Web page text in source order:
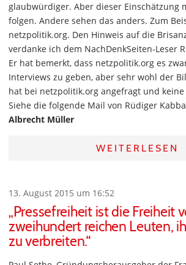
glaubwürdiger. Aber dieser Einschätzung
folgen. Andere sehen das anders. Zum
netzpolitik.org. Den Hinweis auf die
verdanke ich dem NachDenkSeiten-Leser
Er hat bemerkt, dass netzpolitik.org es
Interviews zu geben, aber sehr wohl der
hat bei netzpolitik.org angefragt und
Siehe die folgende Mail von Rüdiger
Albrecht Müller
WEITERLESEN
13. August 2015 um 16:52
„Pressefreiheit ist die Freiheit
zweihundert reichen Leuten,
zu verbreiten.“